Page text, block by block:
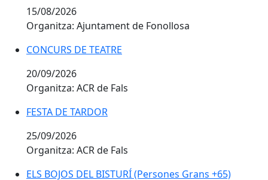
15/08/2026
Organitza: Ajuntament de Fonollosa
CONCURS DE TEATRE
20/09/2026
Organitza: ACR de Fals
FESTA DE TARDOR
25/09/2026
Organitza: ACR de Fals
ELS BOJOS DEL BISTURÍ (Persones Grans +65)
ELS BOJOS DEL BISTURÍ (Persones Grans +65)